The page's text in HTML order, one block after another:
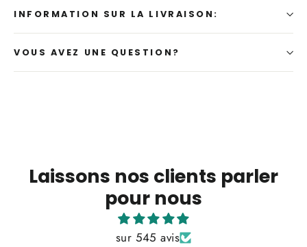
INFORMATION SUR LA LIVRAISON:
VOUS AVEZ UNE QUESTION?
Laissons nos clients parler
pour nous
sur 545 avis